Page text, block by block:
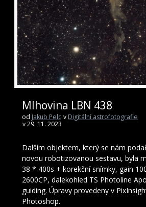
Mlhovina LBN 438
od Jakub Pelc v Digitální astrofotografie
v 29. 11. 2023
Dalším objektem, který se nám
novou robotizovanou sestavu, byla
38 * 400s + korekční snímky, gain
2600CP, dalekohled TS Photoline
guiding. Úpravy provedeny v
Photoshop.